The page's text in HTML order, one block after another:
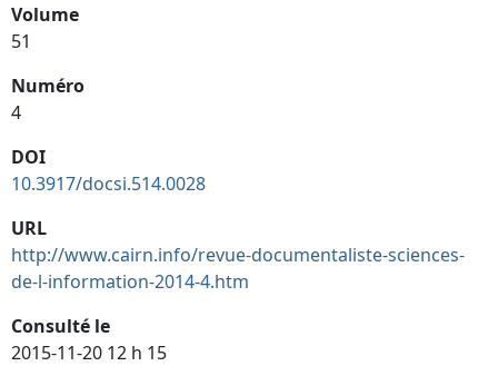
Volume
51
Numéro
4
DOI
10.3917/docsi.514.0028
URL
http://www.cairn.info/revue-documentaliste-sciences-
de-l-information-2014-4.htm
Consulté le
2015-11-20 12 h 15